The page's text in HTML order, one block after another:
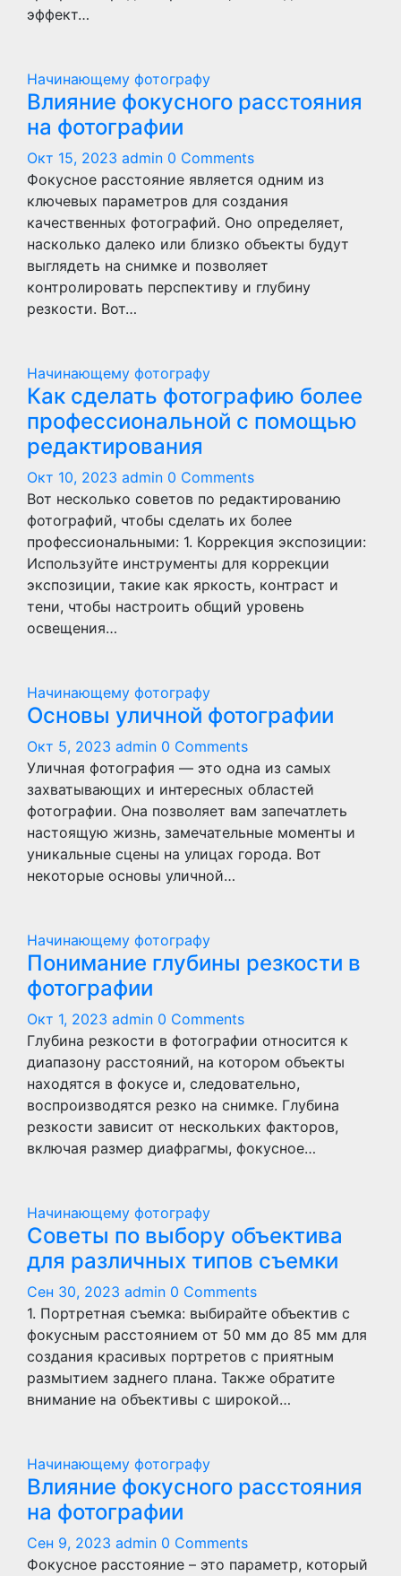
эффект…
Начинающему фотографу
Влияние фокусного расстояния
на фотографии
Окт 15, 2023 admin 0 Comments
Фокусное расстояние является одним из
ключевых параметров для создания
качественных фотографий. Оно определяет,
насколько далеко или близко объекты будут
выглядеть на снимке и позволяет
контролировать перспективу и глубину
резкости. Вот…
Начинающему фотографу
Как сделать фотографию более
профессиональной с помощью
редактирования
Окт 10, 2023 admin 0 Comments
Вот несколько советов по редактированию
фотографий, чтобы сделать их более
профессиональными: 1. Коррекция экспозиции:
Используйте инструменты для коррекции
экспозиции, такие как яркость, контраст и
тени, чтобы настроить общий уровень
освещения…
Начинающему фотографу
Основы уличной фотографии
Окт 5, 2023 admin 0 Comments
Уличная фотография — это одна из самых
захватывающих и интересных областей
фотографии. Она позволяет вам запечатлеть
настоящую жизнь, замечательные моменты и
уникальные сцены на улицах города. Вот
некоторые основы уличной…
Начинающему фотографу
Понимание глубины резкости в
фотографии
Окт 1, 2023 admin 0 Comments
Глубина резкости в фотографии относится к
диапазону расстояний, на котором объекты
находятся в фокусе и, следовательно,
воспроизводятся резко на снимке. Глубина
резкости зависит от нескольких факторов,
включая размер диафрагмы, фокусное…
Начинающему фотографу
Советы по выбору объектива
для различных типов съемки
Сен 30, 2023 admin 0 Comments
1. Портретная съемка: выбирайте объектив с
фокусным расстоянием от 50 мм до 85 мм для
создания красивых портретов с приятным
размытием заднего плана. Также обратите
внимание на объективы с широкой…
Начинающему фотографу
Влияние фокусного расстояния
на фотографии
Сен 9, 2023 admin 0 Comments
Фокусное расстояние – это параметр, который